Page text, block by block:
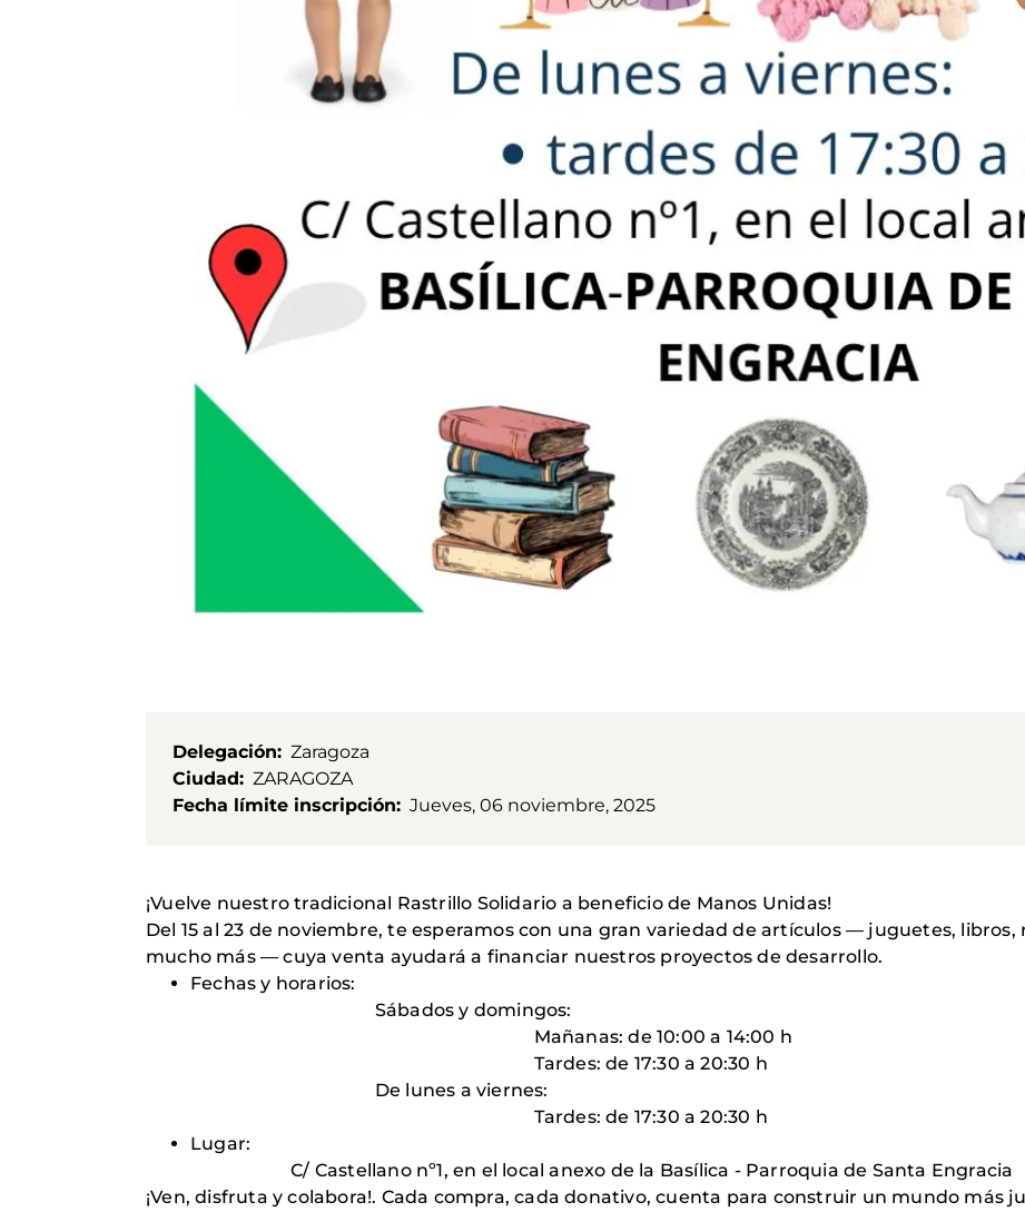
Delegación
Zaragoza
Ciudad
ZARAGOZA
Fecha límite inscripción
Jueves, 06 noviembre, 2025
¡Vuelve nuestro tradicional Rastrillo Solidario a beneficio de Manos Unidas!
Del 15 al 23 de noviembre, te esperamos con una gran variedad de artículos — juguetes,
mucho más — cuya venta ayudará a financiar nuestros proyectos de desarrollo.
Fechas y horarios:
Sábados y domingos:
Mañanas: de 10:00 a 14:00 h
Tardes: de 17:30 a 20:30 h
De lunes a viernes:
Tardes: de 17:30 a 20:30 h
Lugar:
C/ Castellano nº1, en el local anexo de la Basílica - Parroquia de Santa Engracia
¡Ven, disfruta y colabora!. Cada compra, cada donativo, cuenta para construir un mundo más